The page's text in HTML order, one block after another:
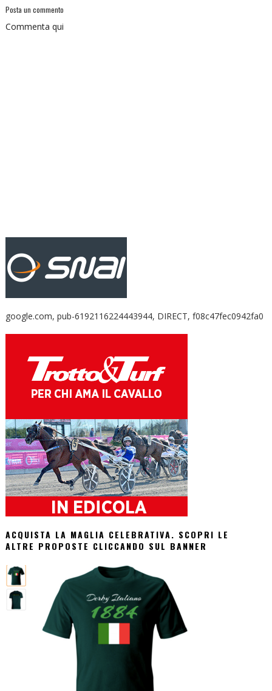
Posta un commento
Commenta qui
google.com, pub-6192116224443944, DIRECT, f08c47fec0942fa0
ACQUISTA LA MAGLIA CELEBRATIVA. SCOPRI LE
ALTRE PROPOSTE CLICCANDO SUL BANNER